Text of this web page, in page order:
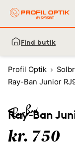
Find butik
Profil Optik
Ray-Ban Junior
Ray-Ban
kr. 750